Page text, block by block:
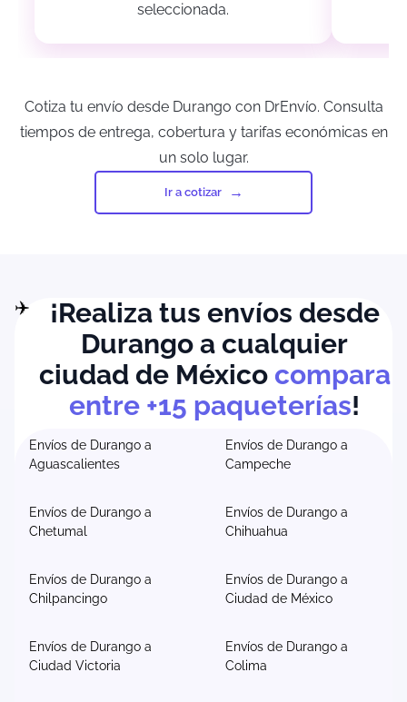
seleccionada.
Cotiza tu envío desde Durango con DrEnvío. Consulta
tiempos de entrega, cobertura y tarifas económicas en
un solo lugar.
Ir a cotizar
¡Realiza tus envíos desde
Durango a cualquier
ciudad de México compara
entre +15 paqueterías!
Envíos de Durango a
Aguascalientes
Envíos de Durango a
Campeche
Envíos de Durango a
Chetumal
Envíos de Durango a
Chihuahua
Envíos de Durango a
Chilpancingo
Envíos de Durango a
Ciudad de México
Envíos de Durango a
Ciudad Victoria
Envíos de Durango a
Colima